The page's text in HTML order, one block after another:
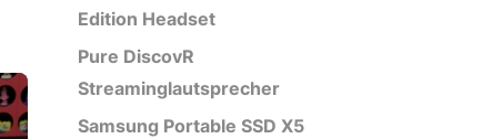
Edition Headset
Pure DiscovR
Streaminglautsprecher
Samsung Portable SSD X5